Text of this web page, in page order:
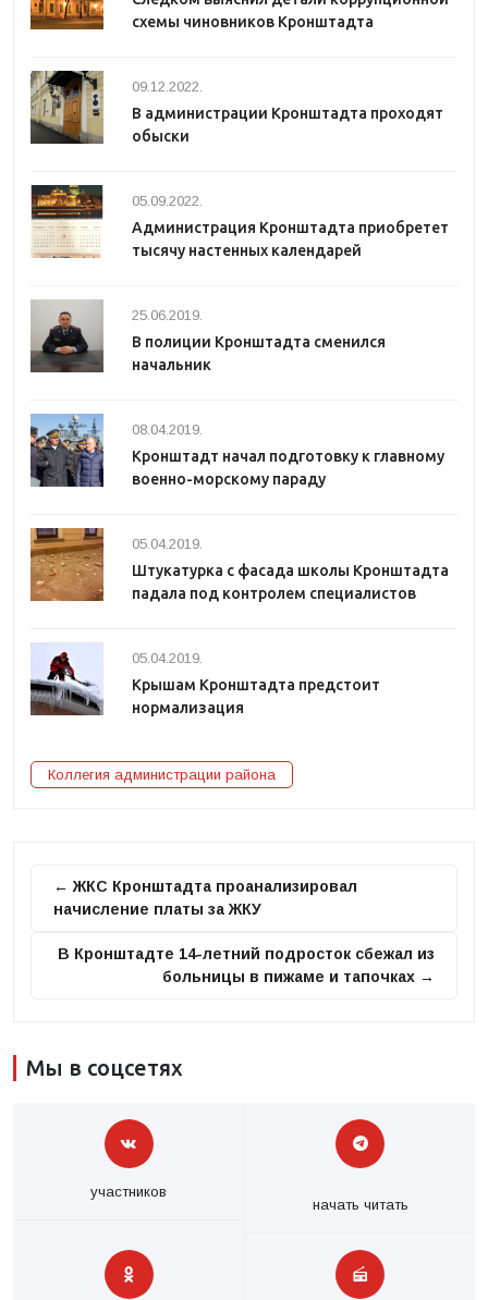
схемы чиновников Кронштадта
09.12.2022.
В администрации Кронштадта проходят
обыски
05.09.2022.
Администрация Кронштадта приобретет
тысячу настенных календарей
25.06.2019.
В полиции Кронштадта сменился
начальник
08.04.2019.
Кронштадт начал подготовку к главному
военно-морскому параду
05.04.2019.
Штукатурка с фасада школы Кронштадта
падала под контролем специалистов
05.04.2019.
Крышам Кронштадта предстоит
нормализация
Коллегия администрации района
← ЖКС Кронштадта проанализировал
начисление платы за ЖКУ
В Кронштадте 14-летний подросток сбежал из
больницы в пижаме и тапочках →
Мы в соцсетях
участников
начать читать